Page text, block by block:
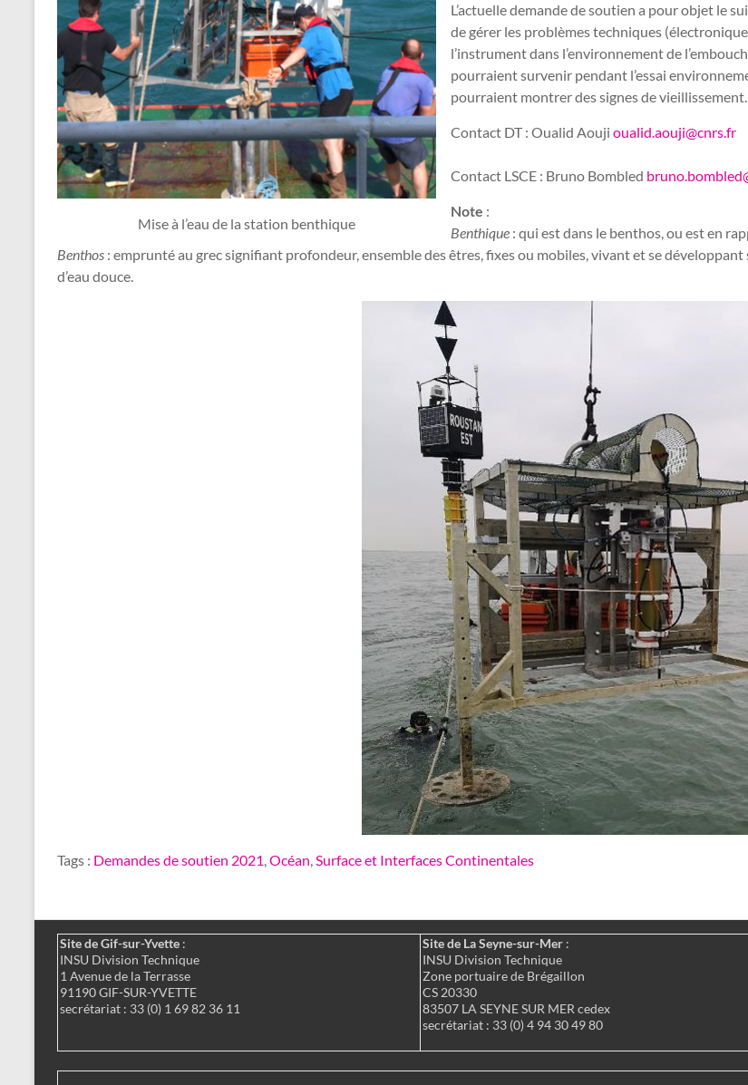
Mise à l’eau de la station benthique
L’actuelle demande de soutien a pour objet le
de gérer les problèmes techniques
l’instrument dans l’environnement de
pourraient survenir pendant l’essai
pourraient montrer des signes de vieillissement.
Contact DT : Oualid Aouji oualid.aouji@cnrs.fr
Contact LSCE : Bruno Bombled
Note :
Benthique : qui est dans le benthos, ou est en
Benthos : emprunté au grec signifiant profondeur, ensemble des êtres, fixes ou mobiles, vivant et se
d’eau douce.
Tags : Demandes de soutien 2021,Océan,Surface et Interfaces Continentales
Site de Gif-sur-Yvette :
INSU Division Technique
1 Avenue de la Terrasse
91190 GIF-SUR-YVETTE
secrétariat : 33 (0) 1 69 82 36 11
Site de La Seyne-sur-Mer :
INSU Division Technique
Zone portuaire de Brégaillon
CS 20330
83507 LA SEYNE SUR MER cedex
secrétariat : 33 (0) 4 94 30 49 80